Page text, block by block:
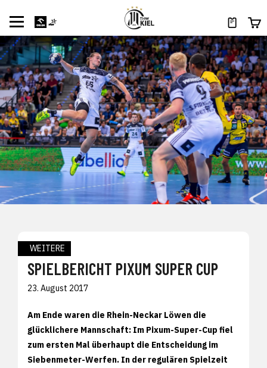
WEITERE
SPIELBERICHT PIXUM SUPER CUP
23. August 2017
Am Ende waren die Rhein-Neckar Löwen die
glücklichere Mannschaft: Im Pixum-Super-Cup fiel
zum ersten Mal überhaupt die Entscheidung im
Siebenmeter-Werfen. In der regulären Spielzeit